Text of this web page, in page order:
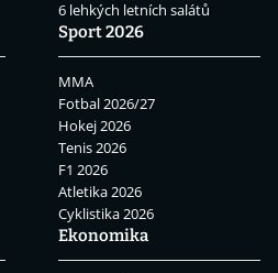
6 lehkých letních salátů
Sport 2026
MMA
Fotbal 2026/27
Hokej 2026
Tenis 2026
F1 2026
Atletika 2026
Cyklistika 2026
Ekonomika